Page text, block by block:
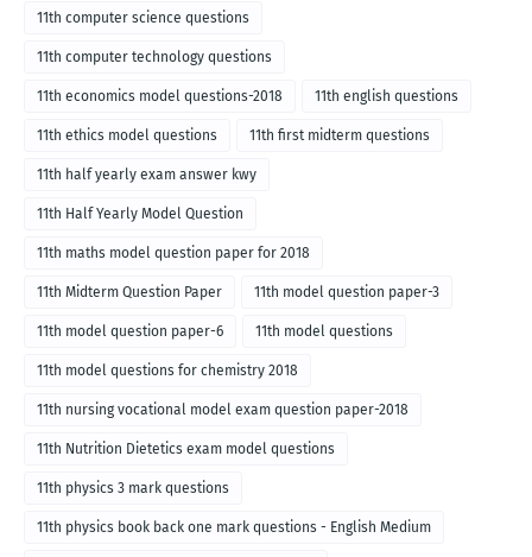
English medium-2018
11th computer science questions
11th computer technology questions
11th economics model questions-2018 11th english questions
11th ethics model questions 11th first midterm questions
11th half yearly exam answer kwy
11th Half Yearly Model Question
11th maths model question paper for 2018
11th Midterm Question Paper 11th model question paper-3
11th model question paper-6 11th model questions
11th model questions for chemistry 2018
11th nursing vocational model exam question paper-2018
11th Nutrition Dietetics exam model questions
11th physics 3 mark questions
11th physics book back one mark questions - English Medium